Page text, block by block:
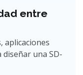
entre
aplicaciones
una SD-